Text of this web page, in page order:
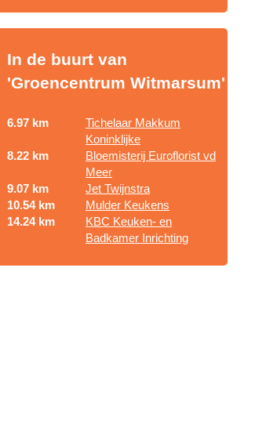
In de buurt van
'Groencentrum Witmarsum'
6.97 km
Tichelaar Makkum
Koninklijke
8.22 km
Bloemisterij Euroflorist vd
Meer
9.07 km
Jet Twijnstra
10.54 km
Mulder Keukens
14.24 km
KBC Keuken- en
Badkamer Inrichting